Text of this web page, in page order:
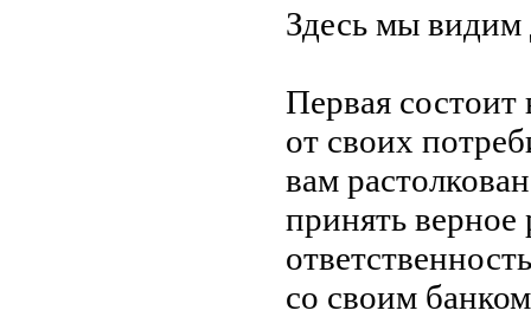
Здесь мы видим
Первая состоит
от своих
вам
принять
со своим